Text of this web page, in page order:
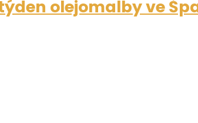
olejomalby ve